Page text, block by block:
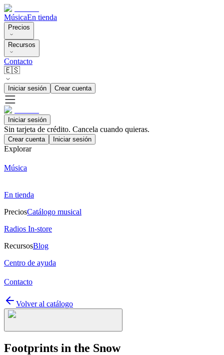
MúsicaEn tienda
Precios
Recursos
Contacto
🇪🇸
Iniciar sesión Crear cuenta
Iniciar sesión
Sin tarjeta de crédito. Cancela cuando quieras.
Crear cuenta Iniciar sesión
Explorar
Música
En tienda
PreciosCatálogo musical
Radios In-store
RecursosBlog
Centro de ayuda
Contacto
Volver al catálogo
Footprints in the Snow